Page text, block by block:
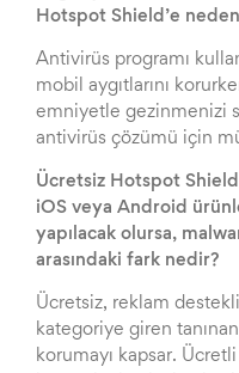
Hotspot Shield’e
Antivirüs programı
mobil aygıtlarını
emniyetle gezinmenizi
antivirüs çözümü için
Ücretsiz Hotspot
iOS veya Android
yapılacak olursa,
arasındaki fark nedir?
Ücretsiz, reklam
kategoriye giren
korumayı kapsar.